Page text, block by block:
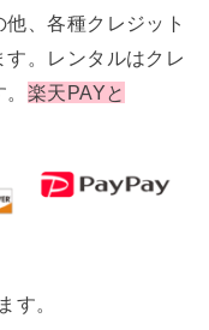
、各種クレジット
。レンタルはクレ
楽天PAYと
す。